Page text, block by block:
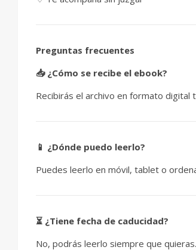
Preguntas frecuentes
📥 ¿Cómo se recibe el ebook?
Recibirás el archivo en formato
📱 ¿Dónde puedo leerlo?
Puedes leerlo en móvil, tablet o
⏳ ¿Tiene fecha de caducidad?
No, podrás leerlo siempre que quieras.